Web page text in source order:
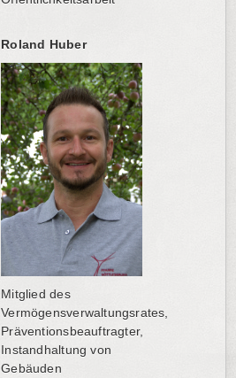
Roland Huber
Mitglied des
Vermögensverwaltungsrates,
Präventionsbeauftragter,
Instandhaltung von
Gebäuden